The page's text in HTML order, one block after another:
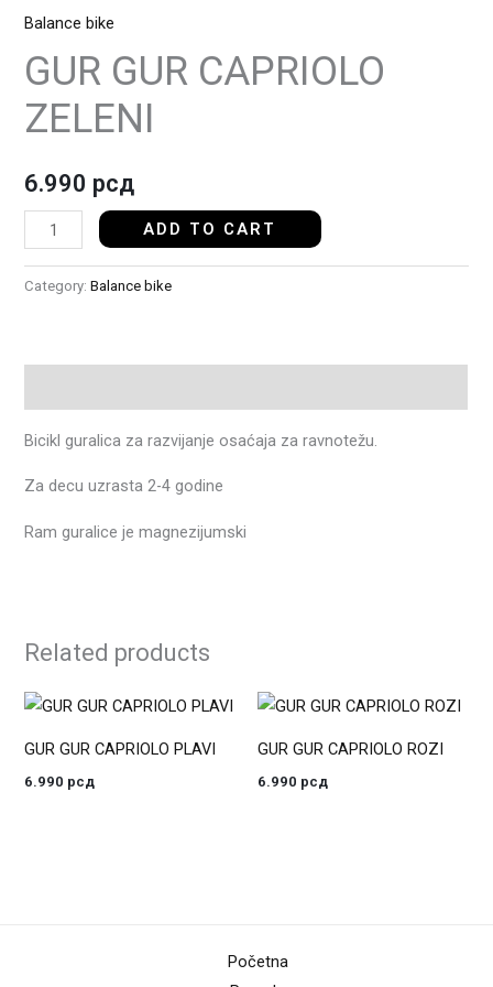
Balance bike
GUR GUR CAPRIOLO
ZELENI
6.990 рсд
ADD TO CART
Category:Balance bike
Bicikl guralica za razvijanje osaćaja za ravnotežu.
Za decu uzrasta 2-4 godine
Ram guralice je magnezijumski
Related products
GUR GUR CAPRIOLO PLAVI
6.990 рсд
GUR GUR CAPRIOLO ROZI
6.990 рсд
Početna